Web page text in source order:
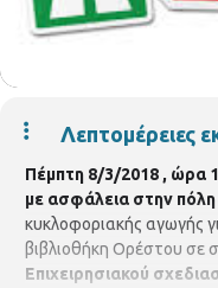
Λεπτομέρειες
Πέμπτη 8/3/2018 , ώρα
με ασφάλεια στην πόλη
κυκλοφοριακής αγωγής
βιβλιοθήκη Ορέστου σε
Επιχειρησιακού